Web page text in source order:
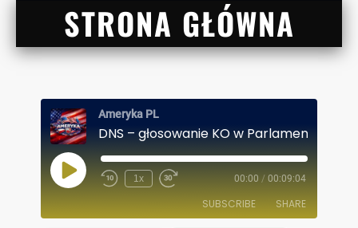
STRONA GŁÓWNA
Ameryka PL
P
L
1x 00:00 / 00:09:04
SUBSCRIBE SHARE